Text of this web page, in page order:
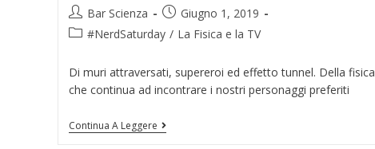
Bar Scienza
Giugno 1, 2019
#NerdSaturday / La Fisica e la TV
Di muri attraversati, supereroi ed effetto tunnel. Della fisica
che continua ad incontrare i nostri personaggi preferiti
Continua A Leggere